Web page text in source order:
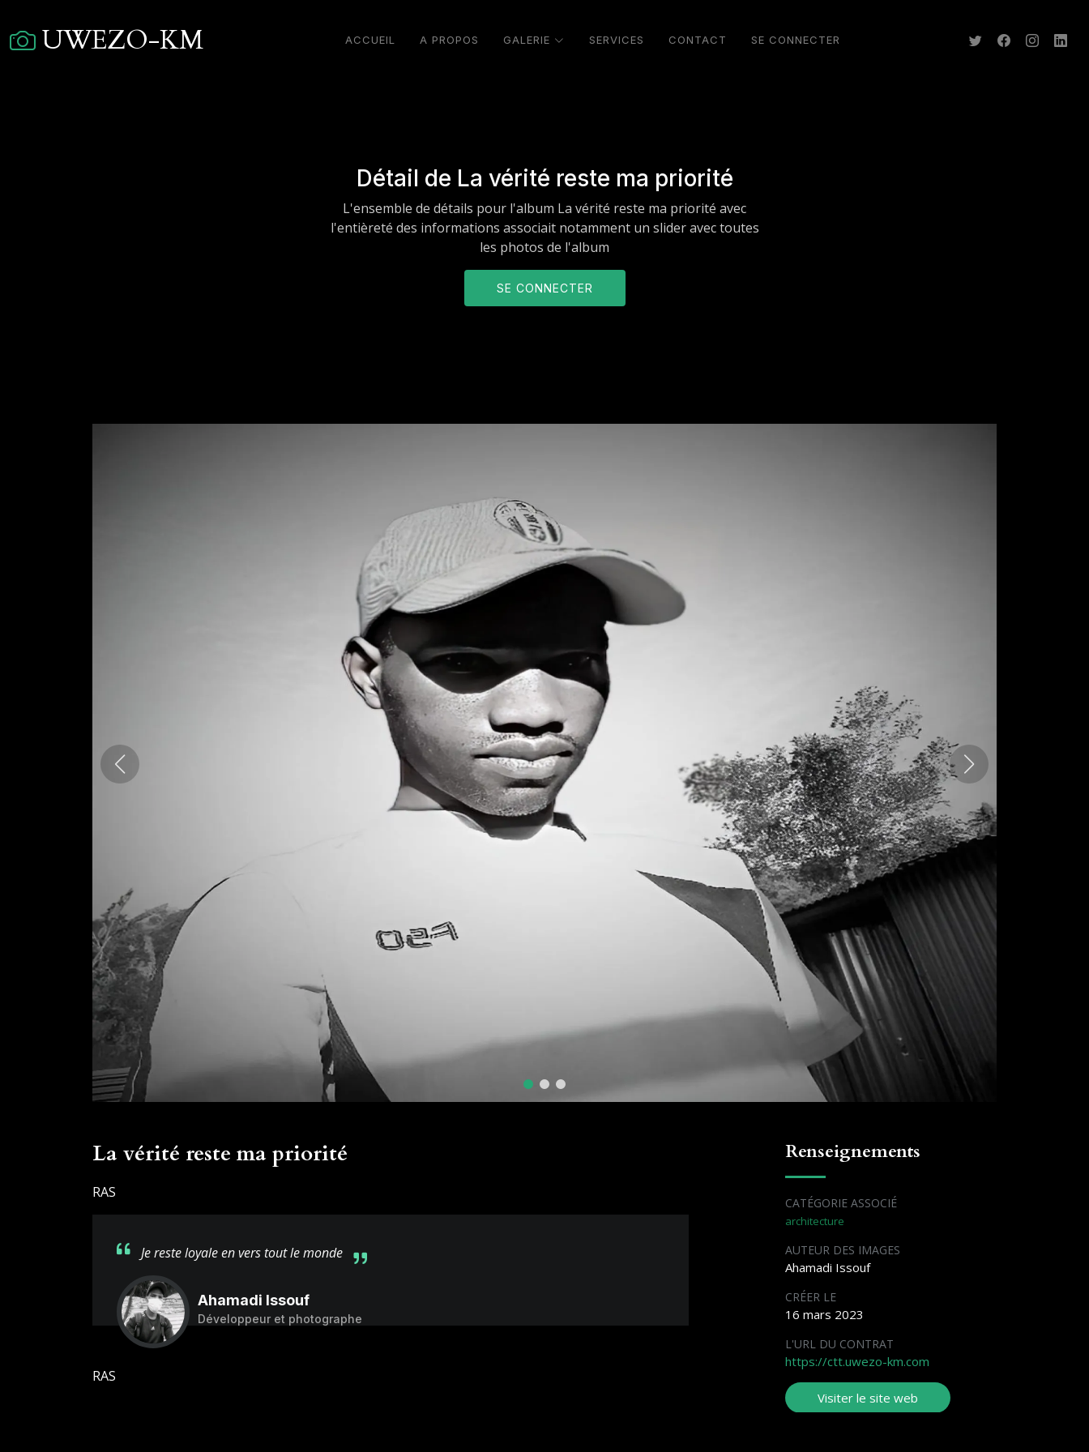
Détail de La vérité reste ma priorité
L'ensemble de détails pour l'album La vérité reste ma priorité avec
l'entièreté des informations associait notamment un slider avec toutes
les photos de l'album
SE CONNECTER
La vérité reste ma priorité
RAS
Je reste loyale en vers tout le monde
Ahamadi Issouf
Développeur et photographe
RAS
Renseignements
CATÉGORIE ASSOCIÉ
architecture
AUTEUR DES IMAGES
Ahamadi Issouf
CRÉER LE
16 mars 2023
L'URL DU CONTRAT
https://ctt.uwezo-km.com
Visiter le site web
UWEZO-KM ACCUEIL A PROPOS GALERIE SERVICES CONTACT SE CONNECTER